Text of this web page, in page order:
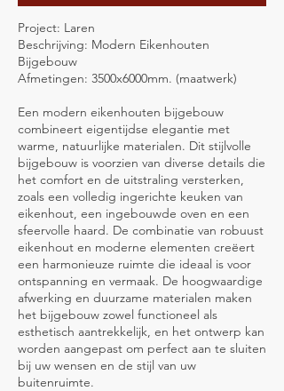
Project: Laren
Beschrijving: Modern Eikenhouten
Bijgebouw
Afmetingen: 3500x6000mm. (maatwerk)
Een modern eikenhouten bijgebouw
combineert eigentijdse elegantie met
warme, natuurlijke materialen. Dit stijlvolle
bijgebouw is voorzien van diverse details die
het comfort en de uitstraling versterken,
zoals een volledig ingerichte keuken van
eikenhout, een ingebouwde oven en een
sfeervolle haard. De combinatie van robuust
eikenhout en moderne elementen creëert
een harmonieuze ruimte die ideaal is voor
ontspanning en vermaak. De hoogwaardige
afwerking en duurzame materialen maken
het bijgebouw zowel functioneel als
esthetisch aantrekkelijk, en het ontwerp kan
worden aangepast om perfect aan te sluiten
bij uw wensen en de stijl van uw
buitenruimte.